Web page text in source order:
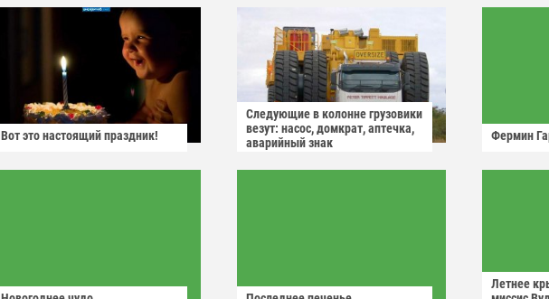
Вот это настоящий праздник!
Следующие в колонне грузовики
везут: насос, домкрат, аптечка,
аварийный знак
Фермин
Летнее